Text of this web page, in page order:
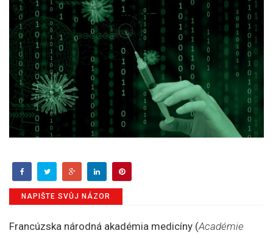
NAPIŠTE SVŮJ NÁZOR
Francúzska národná akadémia medicíny (Académie